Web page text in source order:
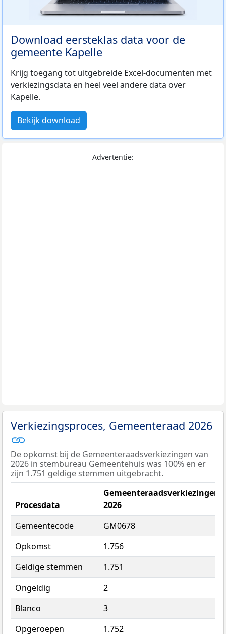
Download eersteklas data voor de
gemeente Kapelle
Krijg toegang tot uitgebreide Excel-documenten met
verkiezingsdata en heel veel andere data over
Kapelle.
Bekijk download
Advertentie:
Verkiezingsproces, Gemeenteraad 2026
De opkomst bij de Gemeenteraadsverkiezingen van
2026 in stembureau Gemeentehuis was 100% en er
zijn 1.751 geldige stemmen uitgebracht.
Procesdata
Gemeenteraadsverkiezingen
2026
Gemeentecode
GM0678
Opkomst
1.756
Geldige stemmen
1.751
Ongeldig
2
Blanco
3
Opgeroepen
1.752